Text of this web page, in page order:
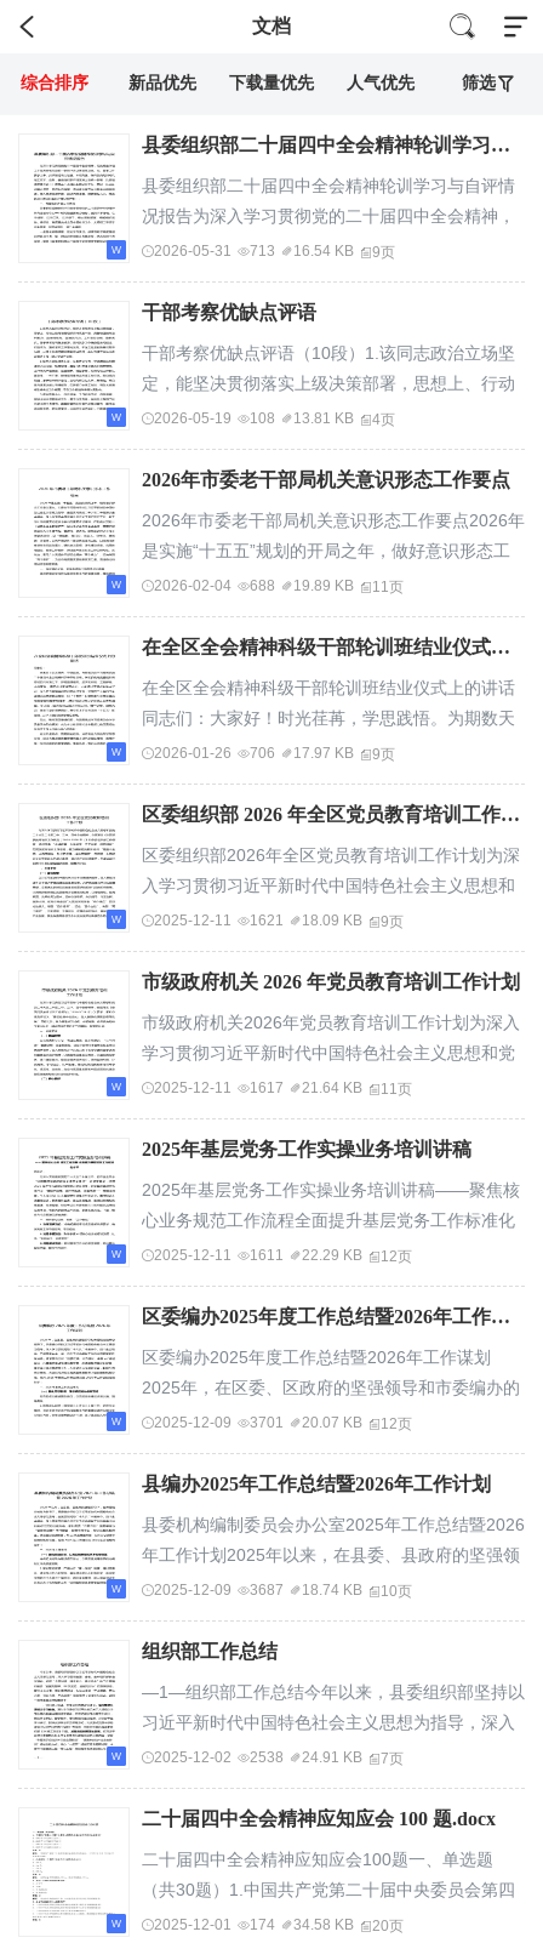
文档
综合排序 新品优先 下载量优先 人气优先 筛选
县委组织部二十届四中全会精神轮训学习与自评情况报告
县委组织部二十届四中全会精神轮训学习与自评情
况报告为深入学习贯彻党的二十届四中全会精神，
切实把全体组工干部思想和行动统一到党中央决...
2026-05-31 713 16.54 KB 9页
干部考察优缺点评语
干部考察优缺点评语（10段）1.该同志政治立场坚
定，能坚决贯彻落实上级决策部署，思想上、行动
上始终与党组织保持高度一致，具备较强的政治...
2026-05-19 108 13.81 KB 4页
2026年市委老干部局机关意识形态工作要点
2026年市委老干部局机关意识形态工作要点2026年
是实施“十五五”规划的开局之年，做好意识形态工
作意义重大。市委老干部局将坚持以习近平新...
2026-02-04 688 19.89 KB 11页
在全区全会精神科级干部轮训班结业仪式上的讲话
在全区全会精神科级干部轮训班结业仪式上的讲话
同志们：大家好！时光荏苒，学思践悟。为期数天
的学习贯彻党的二十届四中全会精神科级干部轮...
2026-01-26 706 17.97 KB 9页
区委组织部 2026 年全区党员教育培训工作计划
区委组织部2026年全区党员教育培训工作计划为深
入学习贯彻习近平新时代中国特色社会主义思想和
党的二十大及二十届二中、三中、四中全会精神...
2025-12-11 1621 18.09 KB 9页
市级政府机关 2026 年党员教育培训工作计划
市级政府机关2026年党员教育培训工作计划为深入
学习贯彻习近平新时代中国特色社会主义思想和党
的二十大及二十届二中、三中、四中全会精神，...
2025-12-11 1617 21.64 KB 11页
2025年基层党务工作实操业务培训讲稿
2025年基层党务工作实操业务培训讲稿——聚焦核
心业务规范工作流程全面提升基层党务工作标准化
水平同志们：为深入贯彻落实党的二十大及二十...
2025-12-11 1611 22.29 KB 12页
区委编办2025年度工作总结暨2026年工作谋划
区委编办2025年度工作总结暨2026年工作谋划
2025年，在区委、区政府的坚强领导和市委编办的
精心指导下，区委编办坚持以习近平新时代中国特
2025-12-09 3701 20.07 KB 12页
县编办2025年工作总结暨2026年工作计划
县委机构编制委员会办公室2025年工作总结暨2026
年工作计划2025年以来，在县委、县政府的坚强领
导下，在市委编办的有力指导下，县委编办坚持...
2025-12-09 3687 18.74 KB 10页
组织部工作总结
—1—组织部工作总结今年以来，县委组织部坚持以
习近平新时代中国特色社会主义思想为指导，深入
学习贯彻全国、全省、全市组织部长会议精神...
2025-12-02 2538 24.91 KB 7页
二十届四中全会精神应知应会 100 题.docx
二十届四中全会精神应知应会100题一、单选题
（共30题）1.中国共产党第二十届中央委员会第四
次全体会议于何时在北京举行？A.2025年10月18
2025-12-01 174 34.58 KB 20页